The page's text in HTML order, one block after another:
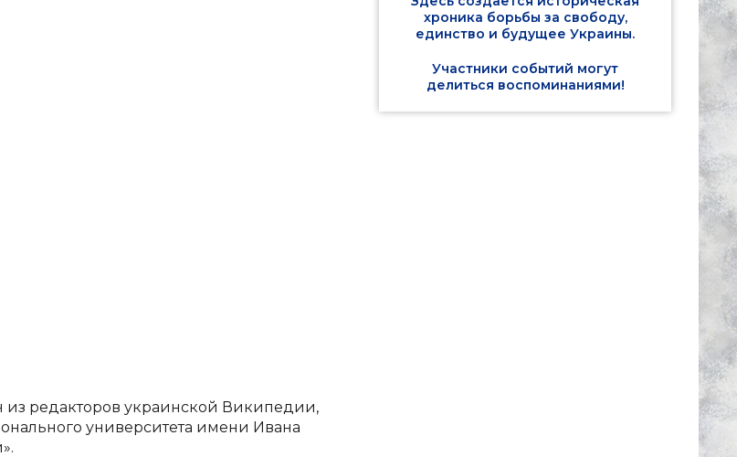
из редакторов украинской Википедии,
университета имени Ивана
хроника борьбы за свободу,
единство и будущее Украины.
Участники событий могут
делиться воспоминаниями!